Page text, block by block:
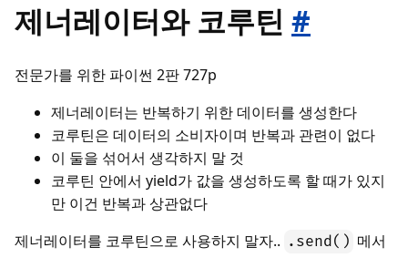
제너레이터와 코루틴 #
전문가를 위한 파이썬 2판 727p
제너레이터는 반복하기 위한 데이터를 생성한다
코루틴은 데이터의 소비자이며 반복과 관련이 없다
이 둘을 섞어서 생각하지 말 것
코루틴 안에서 yield가 값을 생성하도록 할 때가 있지
만 이건 반복과 상관없다
제너레이터를 코루틴으로 사용하지 말자.. .send() 메서